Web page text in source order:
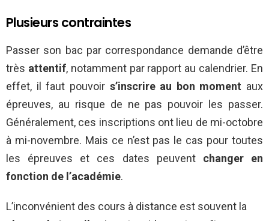
Plusieurs contraintes
Passer son bac par correspondance demande d’être
très attentif, notamment par rapport au calendrier. En
effet, il faut pouvoir s’inscrire au bon moment aux
épreuves, au risque de ne pas pouvoir les passer.
Généralement, ces inscriptions ont lieu de mi-octobre
à mi-novembre. Mais ce n’est pas le cas pour toutes
les épreuves et ces dates peuvent changer en
fonction de l’académie.
L’inconvénient des cours à distance est souvent la